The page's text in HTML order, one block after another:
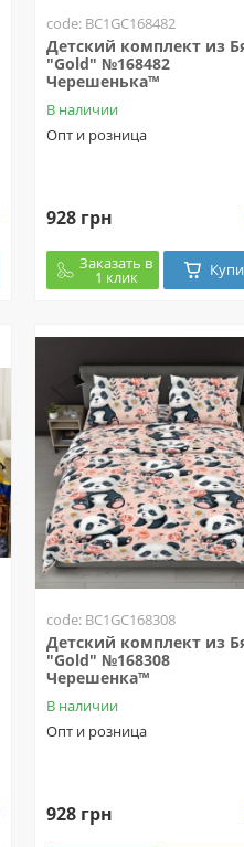
code: BC1GC168482
Детский комплект из
"Gold" №168482
Черешенька™
В наличии
Опт и розница
928 грн
Заказать в
1 клик
code: BC1GC168308
Детский комплект из
"Gold" №168308
Черешенка™
В наличии
Опт и розница
928 грн